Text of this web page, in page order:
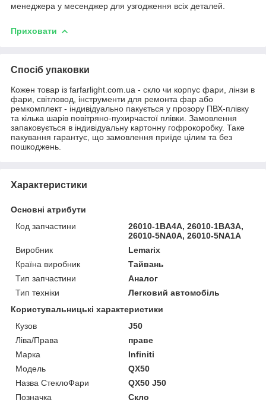
менеджера у месенджер для узгодження всіх деталей.
Приховати
Спосіб упаковки
Кожен товар із farfarlight.com.ua - скло чи корпус фари, лінзи в
фари, світловод, інструменти для ремонта фар або
ремкомплект - індивідуально пакується у прозору ПВХ-плівку
та кілька шарів повітряно-пухирчастої плівки. Замовлення
запаковується в індивідуальну картонну гофрокоробку. Таке
пакування гарантує, що замовлення приїде цілим та без
пошкоджень.
Характеристики
Основні атрибути
Код запчастини
26010-1BA4A, 26010-1BA3A,
26010-5NA0A, 26010-5NA1A
Виробник
Lemarix
Країна виробник
Тайвань
Тип запчастини
Аналог
Тип техніки
Легковий автомобіль
Користувальницькі характеристики
Кузов
J50
Ліва/Права
праве
Марка
Infiniti
Мoдель
QX50
Назва СтеклоФари
QX50 J50
Позначка
Скло